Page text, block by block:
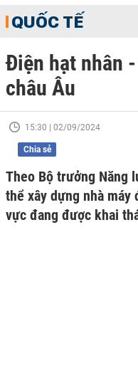
QUỐC TẾ
Điện hạt nhân
châu Âu
15:30 | 02/09/2024
Chia sẻ
Theo Bộ trưởng Năng
thể xây dựng nhà
vực đang được khai